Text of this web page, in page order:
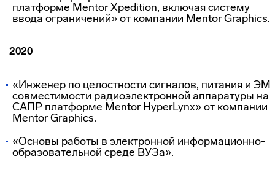
платформе Mentor Xpedition, включая систему
ввода ограничений» от компании Mentor Graphics.
2020
«Инженер по целостности сигналов, питания и ЭМ
совместимости радиоэлектронной аппаратуры на
САПР платформе Mentor HyperLynx» от компании
Mentor Graphics.
«Основы работы в электронной информационно-
образовательной среде ВУЗа».